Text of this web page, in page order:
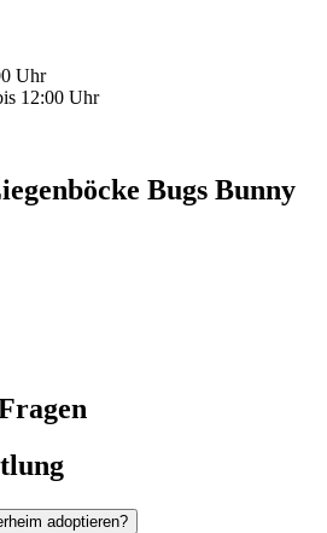
Uhr
12:00 Uhr
Bugs Bunny
adoptieren?